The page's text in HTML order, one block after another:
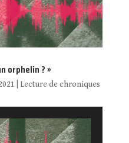
orphelin ? »
Lecture de chroniques